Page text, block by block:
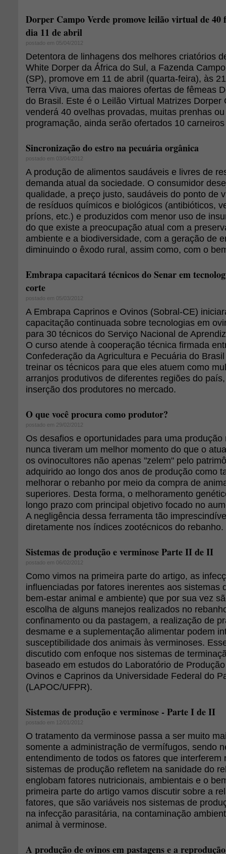
Dorper Campo Verde promove leilão virtual de 40
dia 11 de abril
postado em 05/04/2012
Detentora de linhagens dos melhores criatórios
White Dorper da África do Sul, a Fazenda
(SP), promove em 11 de abril (quarta-feira), às
Terra Viva, uma das maiores ofertas de fêmeas
do Brasil. Este é o Leilão Virtual Matrizes Dorper
venderá 40 ovelhas provadas, muitas prenhas
programação, ainda serão ofertados 10
Sincronização do estro na pecuária orgânica
postado em 03/04/2012
A produção de alimentos saudáveis e livres de
demanda atual da sociedade. O consumidor
qualidade, a preço justo, saudáveis do ponto de
de resíduos químicos e biológicos (antibióticos,
príons, etc.) e produzidos com menor uso de
do que existe a preocupação atual com a
ambiente e a biodiversidade, com a geração de
diminuindo o êxodo rural, assim como, com o
Embrapa capacitará técnicos do Senar em
corte
postado em 05/03/2012
A Embrapa Caprinos e Ovinos (Sobral-CE)
capacitação continuada sobre tecnologias em
para 30 técnicos do Serviço Nacional de
O curso atende à cooperação técnica firmada
Confederação da Agricultura e Pecuária do
treinar os técnicos para que eles atuem como
arranjos produtivos de diferentes regiões do
inserção dos produtores no mercado.
O que você procura como produtor?
postado em 29/02/2012
Os desafios e oportunidades para uma
nunca tiveram um melhor momento do que o
os ovinocultores não apenas "zelem" pelo
adquirido ao longo dos anos de produção como
melhorar o rebanho por meio da compra de
superiores. Desta forma, o melhoramento
longo prazo com principal objetivo focado no
A negligência dessa ferramenta tão
diretamente nos índices zootécnicos do rebanho.
Sistemas de produção e verminose Parte II de II
postado em 06/02/2012
Como vimos na primeira parte do artigo, as
influenciadas por fatores inerentes aos sistemas
bem-estar animal e ambiente) que por sua vez
escolha de alguns manejos realizados no
confinamento ou da pastagem, a realização de
desmame e a suplementação alimentar podem
susceptibilidade dos animais às verminoses.
discutido com enfoque nos sistemas de
baseado em estudos do Laboratório de
Ovinos e Caprinos da Universidade Federal do
(LAPOC/UFPR).
Sistemas de produção e verminose - Parte I de II
postado em 12/01/2012
O tratamento da verminose passa a ser muito
somente a administração de vermífugos, sendo
entendimento de todos os fatores que interferem
sistemas de produção refletem na sanidade do
englobam fatores nutricionais, ambientais e o
primeira parte do artigo vamos discutir sobre a
fatores, que são variáveis nos sistemas de
na infecção parasitária, na contaminação
animal à verminose.
A produção de ovinos em pastagens e a reprodução